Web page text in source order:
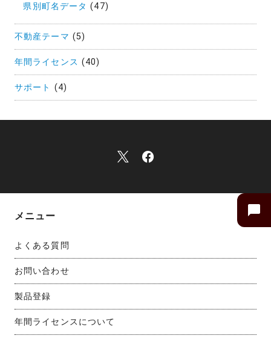
県別町名データ (47)
不動産テーマ (5)
年間ライセンス (40)
サポート (4)
メニュー
よくある質問
お問い合わせ
製品登録
年間ライセンスについて